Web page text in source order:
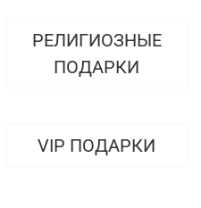
РЕЛИГИОЗНЫЕ
ПОДАРКИ
VIP ПОДАРКИ